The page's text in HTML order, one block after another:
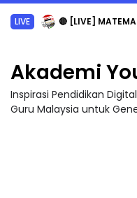
LIVE 🔴 [LIVE] MATEMATIK SR, WANG TAHUN 6
Akademi
Inspirasi Pendidikan
Guru Malaysia untuk